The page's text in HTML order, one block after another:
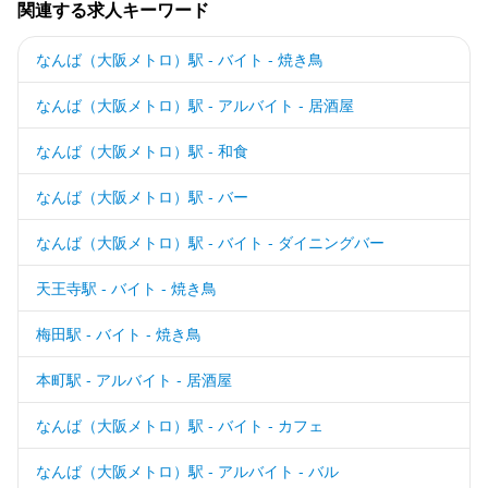
関連する求人キーワード
なんば（大阪メトロ）駅 - バイト - 焼き鳥
なんば（大阪メトロ）駅 - アルバイト - 居酒屋
なんば（大阪メトロ）駅 - 和食
なんば（大阪メトロ）駅 - バー
なんば（大阪メトロ）駅 - バイト - ダイニングバー
天王寺駅 - バイト - 焼き鳥
梅田駅 - バイト - 焼き鳥
本町駅 - アルバイト - 居酒屋
なんば（大阪メトロ）駅 - バイト - カフェ
なんば（大阪メトロ）駅 - アルバイト - バル